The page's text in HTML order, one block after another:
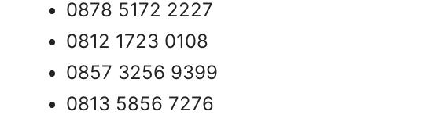
0878 5172 2227
0812 1723 0108
0857 3256 9399
0813 5856 7276